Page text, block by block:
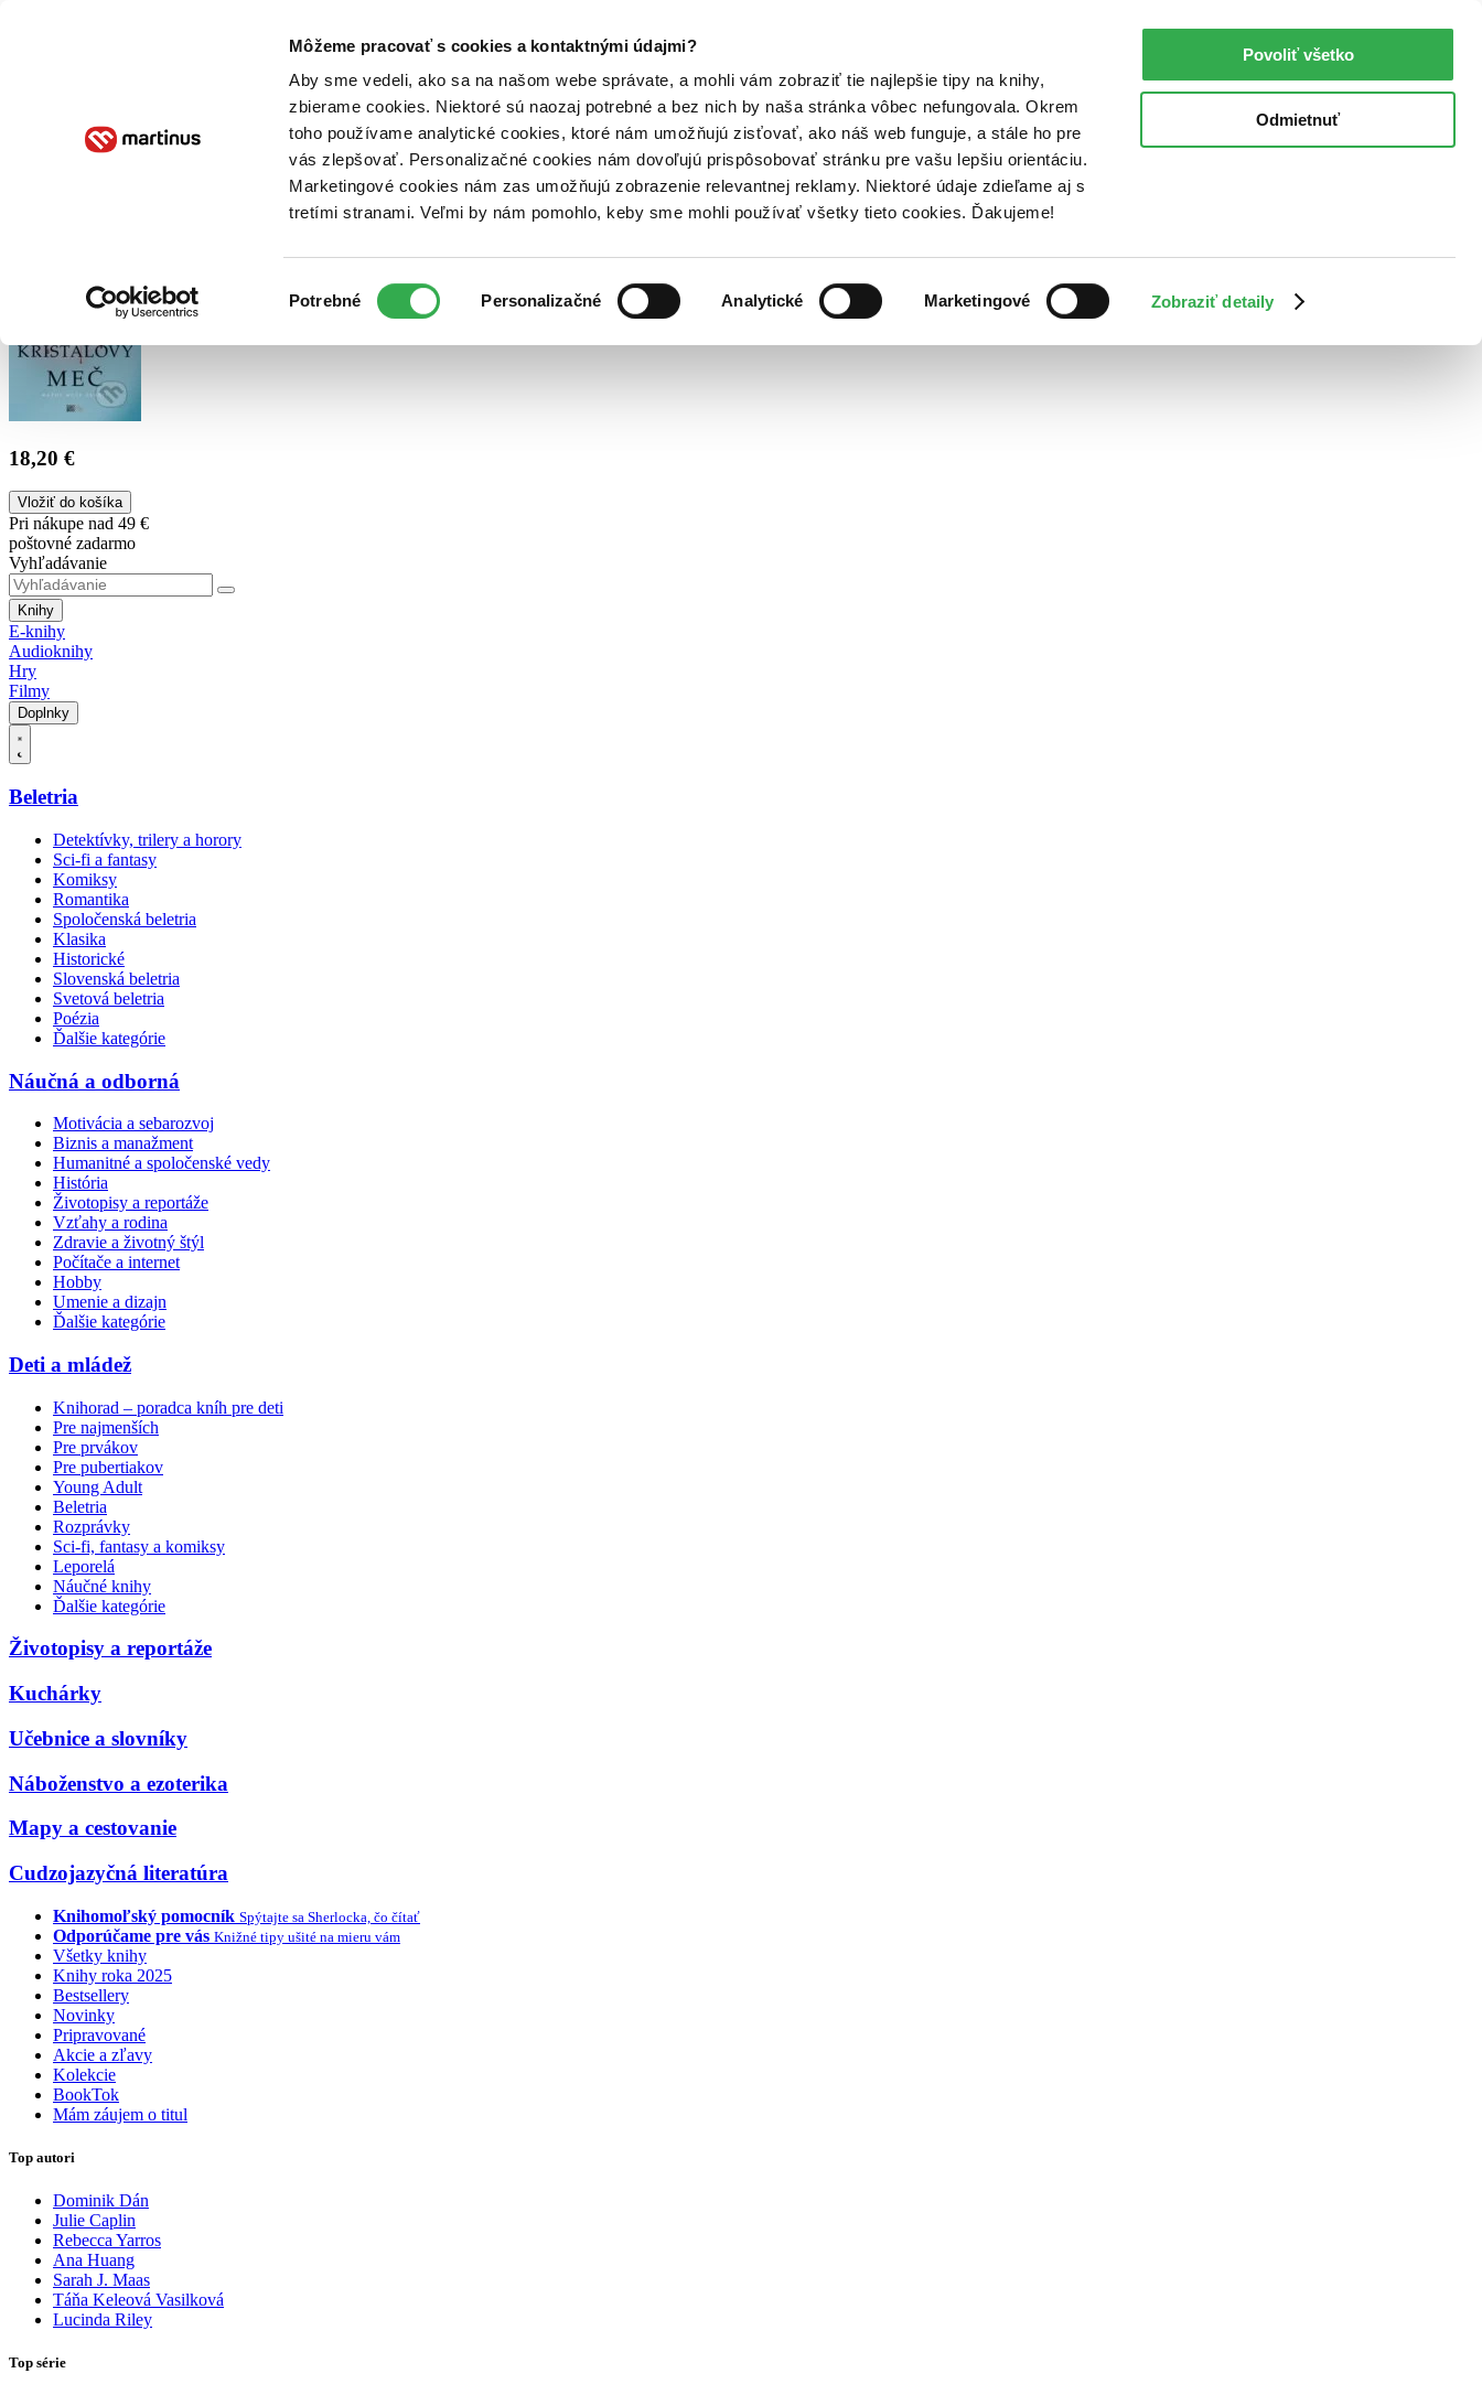
Môžeme pracovať s cookies a kontaktnými údajmi?
Aby sme vedeli, ako sa na našom webe správate, a mohli vám zobraziť tie najlepšie tipy na knihy,
zbierame cookies. Niektoré sú naozaj potrebné a bez nich by naša stránka vôbec nefungovala. Okrem
toho používame analytické cookies, ktoré nám umožňujú zisťovať, ako náš web funguje, a stále ho pre
vás zlepšovať. Personalizačné cookies nám dovoľujú prispôsobovať stránku pre vašu lepšiu orientáciu.
Marketingové cookies nám zas umožňujú zobrazenie relevantnej reklamy. Niektoré údaje zdieľame aj s
tretími stranami. Veľmi by nám pomohlo, keby sme mohli používať všetky tieto cookies. Ďakujeme!
súhlasu
Potrebné Personalizačné Analytické Marketingové Zobraziť detaily
Povoliť všetko
Odmietnuť
Poukážky Kontakt
18,20 €
Vložiť do košíka
Pri nákupe nad 49 €
poštovné zadarmo
Vyhľadávanie
Knihy
E-knihy
Audioknihy
Hry
Filmy
Doplnky
Beletria
Detektívky, trilery a horory
Sci-fi a fantasy
Komiksy
Romantika
Spoločenská beletria
Klasika
Historické
Slovenská beletria
Svetová beletria
Poézia
Ďalšie kategórie
Náučná a odborná
Motivácia a sebarozvoj
Biznis a manažment
Humanitné a spoločenské vedy
História
Životopisy a reportáže
Vzťahy a rodina
Zdravie a životný štýl
Počítače a internet
Hobby
Umenie a dizajn
Ďalšie kategórie
Deti a mládež
Knihorad – poradca kníh pre deti
Pre najmenších
Pre prvákov
Pre pubertiakov
Young Adult
Beletria
Rozprávky
Sci-fi, fantasy a komiksy
Leporelá
Náučné knihy
Ďalšie kategórie
Životopisy a reportáže
Kuchárky
Učebnice a slovníky
Náboženstvo a ezoterika
Mapy a cestovanie
Cudzojazyčná literatúra
Knihomoľský pomocník Spýtajte sa Sherlocka, čo čítať
Odporúčame pre vás Knižné tipy ušité na mieru vám
Všetky knihy
Knihy roka 2025
Bestsellery
Novinky
Pripravované
Akcie a zľavy
Kolekcie
BookTok
Mám záujem o titul
Top autori
Dominik Dán
Julie Caplin
Rebecca Yarros
Ana Huang
Sarah J. Maas
Táňa Keleová Vasilková
Lucinda Riley
Top série